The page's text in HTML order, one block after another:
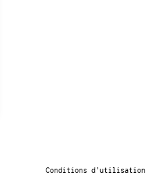
Conditions d’utilisation